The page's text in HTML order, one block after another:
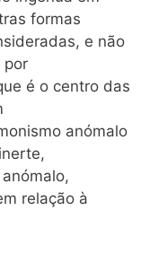
formas
e não
por
é o centro das
anómalo
relação à